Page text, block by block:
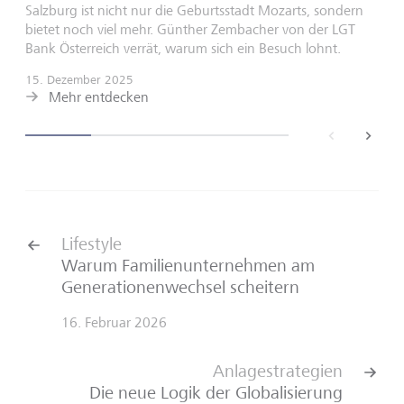
back
Salzburg ist nicht nur die Geburtsstadt Mozarts, sondern
bietet noch viel mehr. Günther Zembacher von der LGT
Bank Österreich verrät, warum sich ein Besuch lohnt.
15. Dezember 2025
Mehr entdecken
next
Lifestyle
Warum Familienunternehmen am
Generationenwechsel scheitern
16. Februar 2026
Anlagestrategien
Die neue Logik der Globalisierung